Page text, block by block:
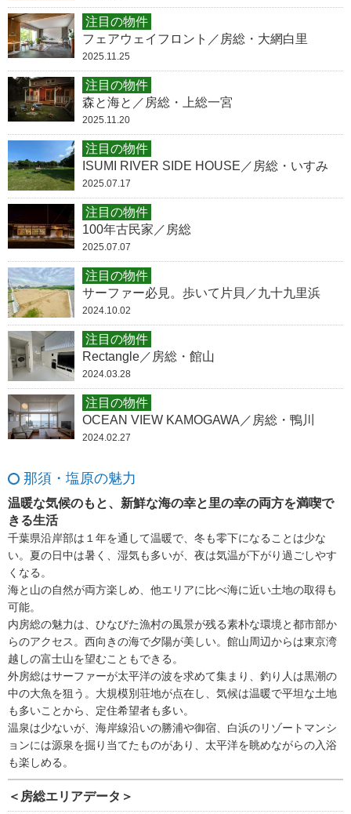
注目の物件
フェアウェイフロント／房総・大網白里
2025.11.25
注目の物件
森と海と／房総・上総一宮
2025.11.20
注目の物件
ISUMI RIVER SIDE HOUSE／房総・いすみ
2025.07.17
注目の物件
100年古民家／房総
2025.07.07
注目の物件
サーファー必見。歩いて片貝／九十九里浜
2024.10.02
注目の物件
Rectangle／房総・館山
2024.03.28
注目の物件
OCEAN VIEW KAMOGAWA／房総・鴨川
2024.02.27
那須・塩原の魅力
温暖な気候のもと、新鮮な海の幸と里の幸の両方を満喫で
きる生活
千葉県沿岸部は１年を通して温暖で、冬も零下になることは少な
い。夏の日中は暑く、湿気も多いが、夜は気温が下がり過ごしやす
くなる。
海と山の自然が両方楽しめ、他エリアに比べ海に近い土地の取得も
可能。
内房総の魅力は、ひなびた漁村の風景が残る素朴な環境と都市部か
らのアクセス。西向きの海で夕陽が美しい。館山周辺からは東京湾
越しの富士山を望むこともできる。
外房総はサーファーが太平洋の波を求めて集まり、釣り人は黒潮の
中の大魚を狙う。大規模別荘地が点在し、気候は温暖で平坦な土地
も多いことから、定住希望者も多い。
温泉は少ないが、海岸線沿いの勝浦や御宿、白浜のリゾートマンシ
ョンには源泉を掘り当てたものがあり、太平洋を眺めながらの入浴
も楽しめる。
＜房総エリアデータ＞